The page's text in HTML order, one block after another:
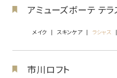
アミューズボーテ テ
メイク スキンケア ラシャス
市川ロフト